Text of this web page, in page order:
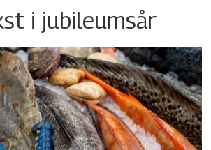
i jubileumsår